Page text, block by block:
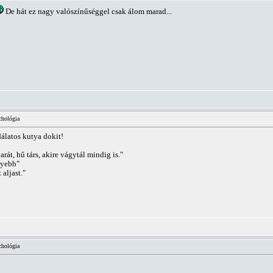
De hát ez nagy valószínűséggel csak álom marad...
kutya dokit!
hű társ, akire vágytál mindig is."
aljast."